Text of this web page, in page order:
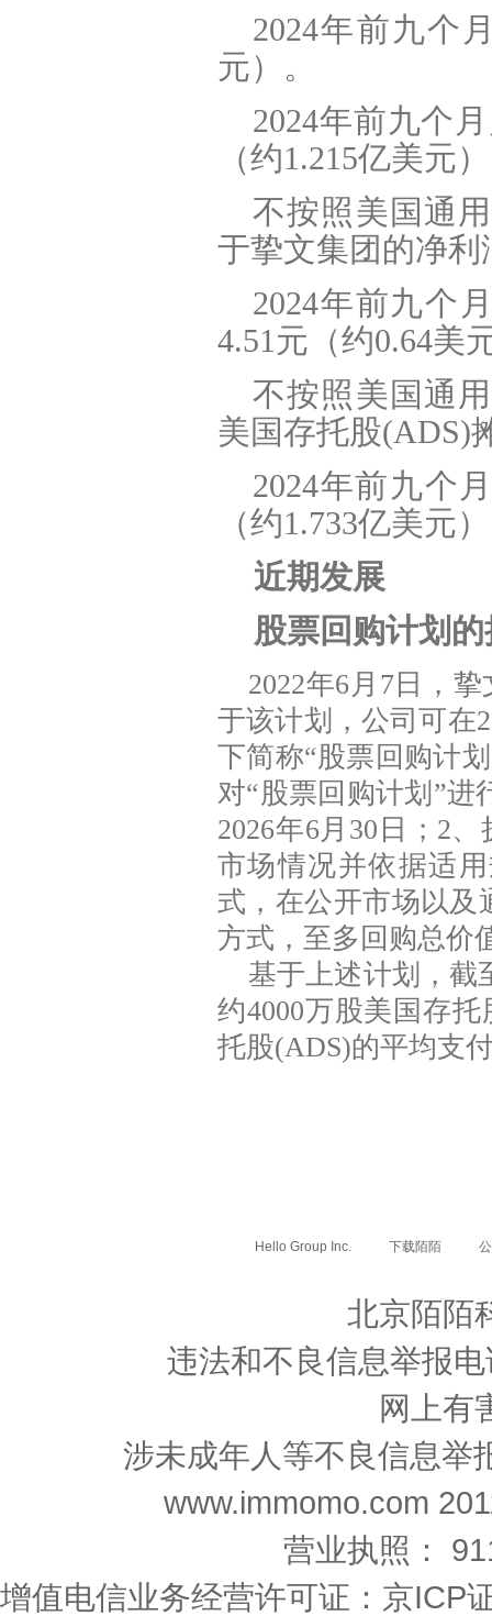
2024年前九个
元）。
2024年前九个
（约1.215亿美元
不按照美国通
于挚文集团的净利
2024年前九个
4.51元（约0.64美
不按照美国通
美国存托股(ADS)
2024年前九个
（约1.733亿美元
近期发展
股票回购计划
2022年6月7日，
于该计划，公司可在
下简称“股票回购计
对“股票回购计划”进
2026年6月30日；2
市场情况并依据适
式，在公开市场以及
方式，至多回购总价
基于上述计划，截
约4000万股美国存
托股(ADS)的平均支
Hello Group Inc. 下载陌陌
北京陌陌
违法和不良信息举报
网上有
涉未成年人等不良信息举
www.immomo.com
营业执照：
增值电信业务经营许可证：京ICP